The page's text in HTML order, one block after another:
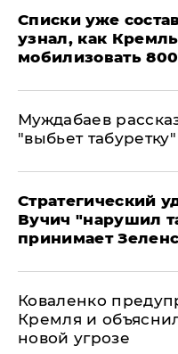
Списки уже
узнал, как
мобилизовать
Муждабаев
"выбьет
Стратегический
Вучич "нарушил
принимает
Коваленко
Кремля и
новой угрозе